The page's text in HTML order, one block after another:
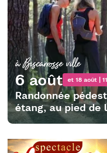
à Biscarrosse ville
6 août et 18 août |
Randonnée
étang, au pied de